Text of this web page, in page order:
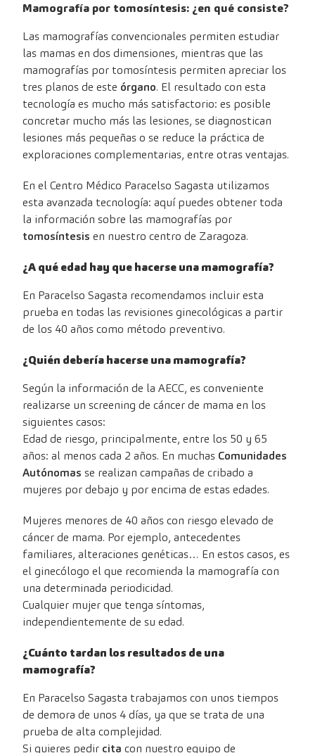
Mamografía por tomosíntesis: ¿en qué consiste?
Las mamografías convencionales permiten estudiar
las mamas en dos dimensiones, mientras que las
mamografías por tomosíntesis permiten apreciar los
tres planos de este órgano. El resultado con esta
tecnología es mucho más satisfactorio: es posible
concretar mucho más las lesiones, se diagnostican
lesiones más pequeñas o se reduce la práctica de
exploraciones complementarias, entre otras ventajas.
En el Centro Médico Paracelso Sagasta utilizamos
esta avanzada tecnología: aquí puedes obtener toda
la información sobre las mamografías por
tomosíntesis en nuestro centro de Zaragoza.
¿A qué edad hay que hacerse una mamografía?
En Paracelso Sagasta recomendamos incluir esta
prueba en todas las revisiones ginecológicas a partir
de los 40 años como método preventivo.
¿Quién debería hacerse una mamografía?
Según la información de la AECC, es conveniente
realizarse un screening de cáncer de mama en los
siguientes casos:
Edad de riesgo, principalmente, entre los 50 y 65
años: al menos cada 2 años. En muchas Comunidades
Autónomas se realizan campañas de cribado a
mujeres por debajo y por encima de estas edades.
Mujeres menores de 40 años con riesgo elevado de
cáncer de mama. Por ejemplo, antecedentes
familiares, alteraciones genéticas… En estos casos, es
el ginecólogo el que recomienda la mamografía con
una determinada periodicidad.
Cualquier mujer que tenga síntomas,
independientemente de su edad.
¿Cuánto tardan los resultados de una
mamografía?
En Paracelso Sagasta trabajamos con unos tiempos
de demora de unos 4 días, ya que se trata de una
prueba de alta complejidad.
Si quieres pedir cita con nuestro equipo de